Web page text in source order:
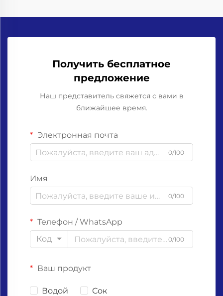
Получить бесплатное
предложение
Наш представитель свяжется с вами в
ближайшее время.
Электронная почта
0/100
Имя
0/100
Телефон / WhatsApp
Код
0/100
Ваш продукт
Водой
Сок